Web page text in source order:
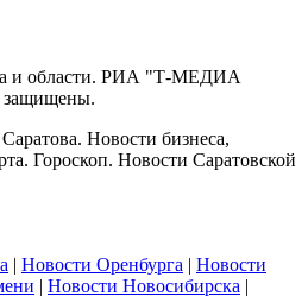
и области. РИА "Т-МЕДИА
Новости бизнеса,
Гороскоп. Новости Саратовской
| Новости Оренбурга | Новости
| Новости Новосибирска |